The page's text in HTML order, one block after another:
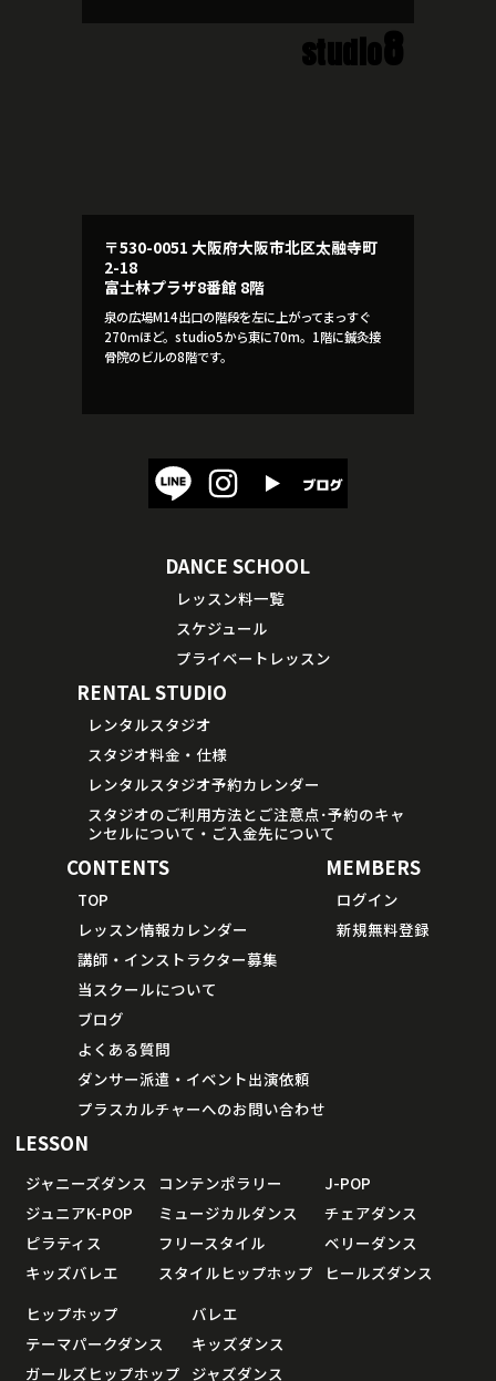
studio8
〒530-0051 大阪府大阪市北区太融寺町
2-18
富士林プラザ8番館 8階
泉の広場M14出口の階段を左に上がってまっすぐ
270ｍほど。studio5から東に70m。1階に鍼灸接
骨院のビルの8階です。
DANCE SCHOOL
レッスン料一覧
スケジュール
プライベートレッスン
RENTAL STUDIO
レンタルスタジオ
スタジオ料金・仕様
レンタルスタジオ予約カレンダー
スタジオのご利用方法とご注意点･予約のキャ
ンセルについて・ご入金先について
CONTENTS
TOP
レッスン情報カレンダー
講師・インストラクター募集
当スクールについて
ブログ
よくある質問
ダンサー派遣・イベント出演依頼
プラスカルチャーへのお問い合わせ
MEMBERS
ログイン
新規無料登録
LESSON
ジャニーズダンス
ジュニアK-POP
ピラティス
キッズバレエ
コンテンポラリー
ミュージカルダンス
フリースタイル
スタイルヒップホップ
J-POP
チェアダンス
ベリーダンス
ヒールズダンス
ヒップホップ
テーマパークダンス
ガールズヒップホップ
バレエ
キッズダンス
ジャズダンス